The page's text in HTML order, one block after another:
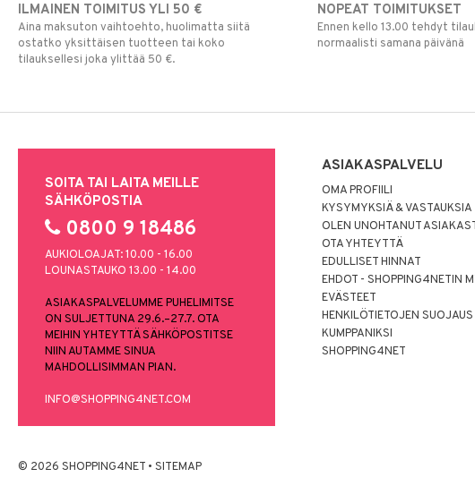
ILMAINEN TOIMITUS YLI 50 €
Aina maksuton vaihtoehto, huolimatta siitä
ostatko yksittäisen tuotteen tai koko
tilauksellesi joka ylittää 50 €.
NOPEAT TOIMITUKSET
Ennen kello 13.00 tehdyt
normaalisti samana päivänä
SOITA TAI LAITA MEILLE
SÄHKÖPOSTIA
0800 9 18486
AUKIOLOAJAT: 10.00 - 16.00
LOUNASTAUKO 13.00 - 14.00
ASIAKASPALVELUMME PUHELIMITSE
ON SULJETTUNA 29.6.–27.7. OTA
MEIHIN YHTEYTTÄ SÄHKÖPOSTITSE
NIIN AUTAMME SINUA
MAHDOLLISIMMAN PIAN.
INFO@SHOPPING4NET.COM
ASIAKASPALVELU
OMA PROFIILI
KYSYMYKSIÄ & VASTAUKSIA
OLEN UNOHTANUT
OTA YHTEYTTÄ
EDULLISET HINNAT
EHDOT - SHOPPING4NETIN
EVÄSTEET
HENKILÖTIETOJEN SUOJAUS
KUMPPANIKSI
SHOPPING4NET
© 2026 SHOPPING4NET • SITEMAP